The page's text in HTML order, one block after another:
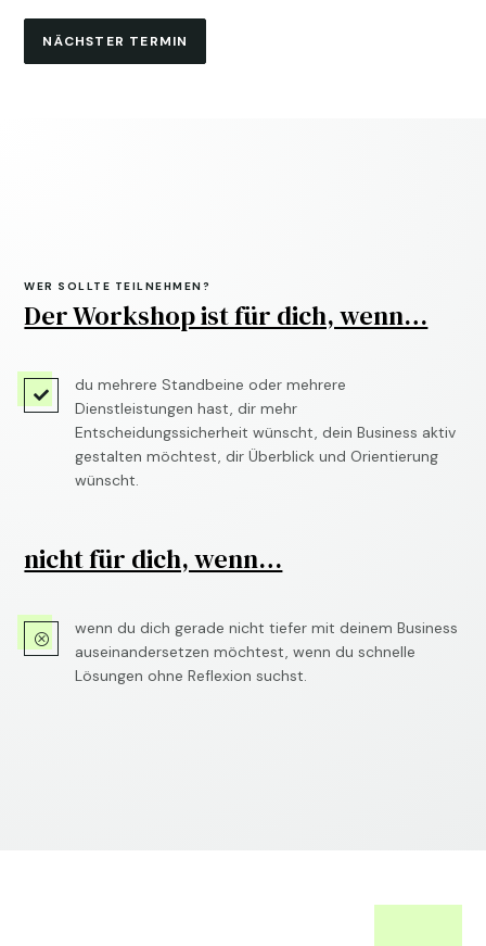
NÄCHSTER TERMIN
WER SOLLTE TEILNEHMEN?
Der Workshop ist für dich, wenn…

du mehrere Standbeine oder mehrere
Dienstleistungen hast, dir mehr
Entscheidungssicherheit wünscht, dein Business aktiv
gestalten möchtest, dir Überblick und Orientierung
wünscht.
nicht für dich, wenn…
Q
wenn du dich gerade nicht tiefer mit deinem Business
auseinandersetzen möchtest, wenn du schnelle
Lösungen ohne Reflexion suchst.